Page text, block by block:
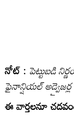
నోట్‌ : పెట్టుబడి
ఫైనాన్షియల్‌
ఈ వార్తలనూ